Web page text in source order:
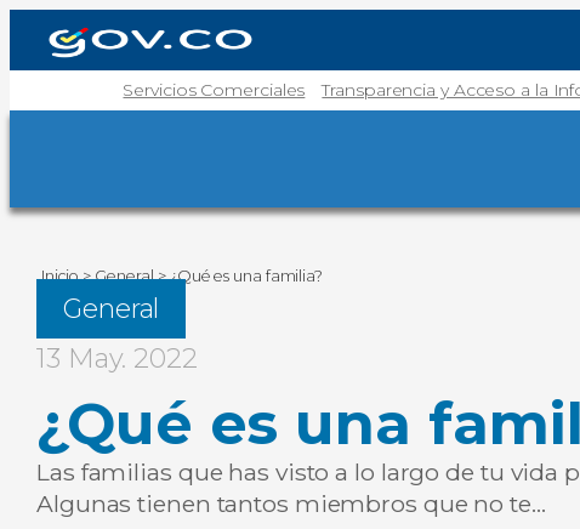
Servicios Comerciales Transparencia y Acceso a la
Inicio>General>¿Qué es una familia?
General
13 May. 2022
¿Qué es una
Las familias que has visto a lo largo de tu
Algunas tienen tantos miembros que no te…